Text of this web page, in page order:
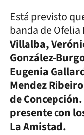
Está previsto
banda de Ofelia
Villalba,
González-
Eugenia
Mendez
de
presente con
La Amistad.